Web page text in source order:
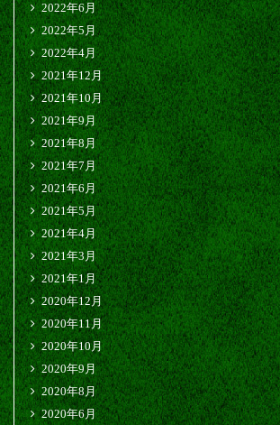
2022年6月
2022年5月
2022年4月
2021年12月
2021年10月
2021年9月
2021年8月
2021年7月
2021年6月
2021年5月
2021年4月
2021年3月
2021年1月
2020年12月
2020年11月
2020年10月
2020年9月
2020年8月
2020年6月